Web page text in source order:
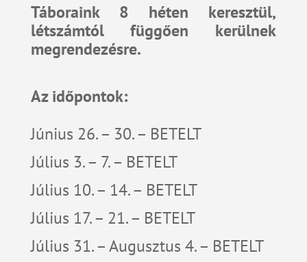
Táboraink 8 héten keresztül,
létszámtól függően kerülnek
megrendezésre.
Az időpontok:
Június 26. – 30. – BETELT
Július 3. – 7. – BETELT
Július 10. – 14. – BETELT
Július 17. – 21. – BETELT
Július 31. – Augusztus 4. – BETELT